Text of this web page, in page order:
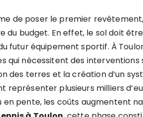
de poser le premier
du budget. En effet, le sol doit
futur équipement sportif. À
qui nécessitent des
des terres et la création d’un
représenter plusieurs milliers
en pente, les coûts augmentent